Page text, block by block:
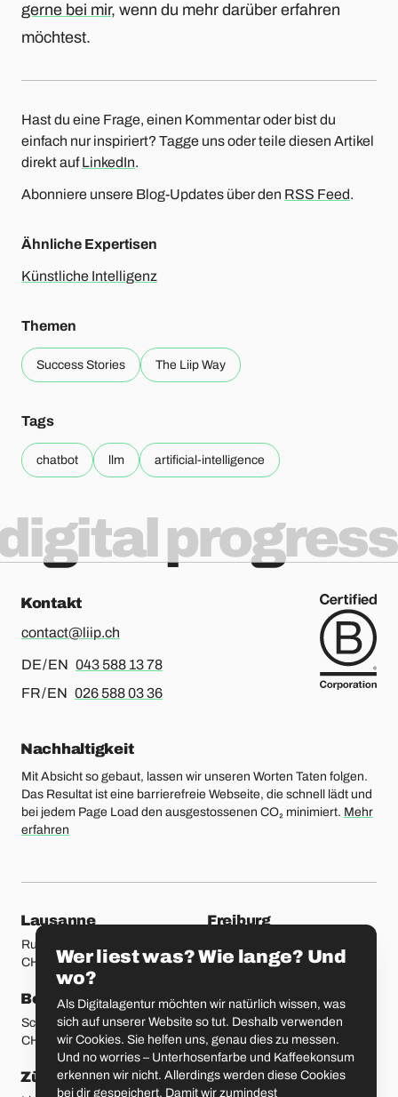
gerne bei mir, wenn du mehr darüber erfahren
möchtest.
Hast du eine Frage, einen Kommentar oder bist du
einfach nur inspiriert? Tagge uns oder teile diesen Artikel
direkt aufLinkedIn.
Abonniere unsere Blog-Updates über den RSS Feed.
Ähnliche Expertisen
Künstliche Intelligenz
Themen
Success Stories The Liip Way
Tags
chatbot llm artificial-intelligence
progress
Kontakt
contact@liip.ch
DE / EN Für Deutsch oder Englisch, bitte anrufen
043 588 13 78
FR / EN Für Französisch oder Englisch, bitte anrufen
026 588 03 36
Nachhaltigkeit
Mit Absicht so gebaut, lassen wir unseren Worten Taten folgen.
Das Resultat ist eine barrierefreie Webseite, die schnell lädt und
bei jedem Page Load den ausgestossenen CO₂ minimiert. Mehr
erfahren
unsere Standorte
Lausanne
Rue Etraz 4
CH-1003 Lausanne
Freiburg
CH-1700 Freiburg
Bern
Schmiedenplatz 5
CH-3011 Bern
Basel
Sattelgasse 4
CH-4051 Basel
Zürich St. Gallen
Wer liest was? Wie lange? Und
wo?
Als Digitalagentur möchten wir natürlich wissen, was
sich auf unserer Website so tut. Deshalb verwenden
wir Cookies. Sie helfen uns, genau dies zu messen.
Und no worries – Unterhosenfarbe und Kaffeekonsum
erkennen wir nicht. Allerdings werden diese Cookies
bei dir gespeichert. Damit wir zumindest